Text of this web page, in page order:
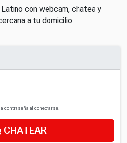
con webcam, chatea y
a tu domicilio
contraseña al conectarse.
CHATEAR